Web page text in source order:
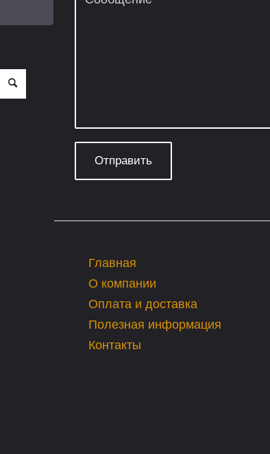
Главная
О компании
Оплата и доставка
Полезная информация
Контакты